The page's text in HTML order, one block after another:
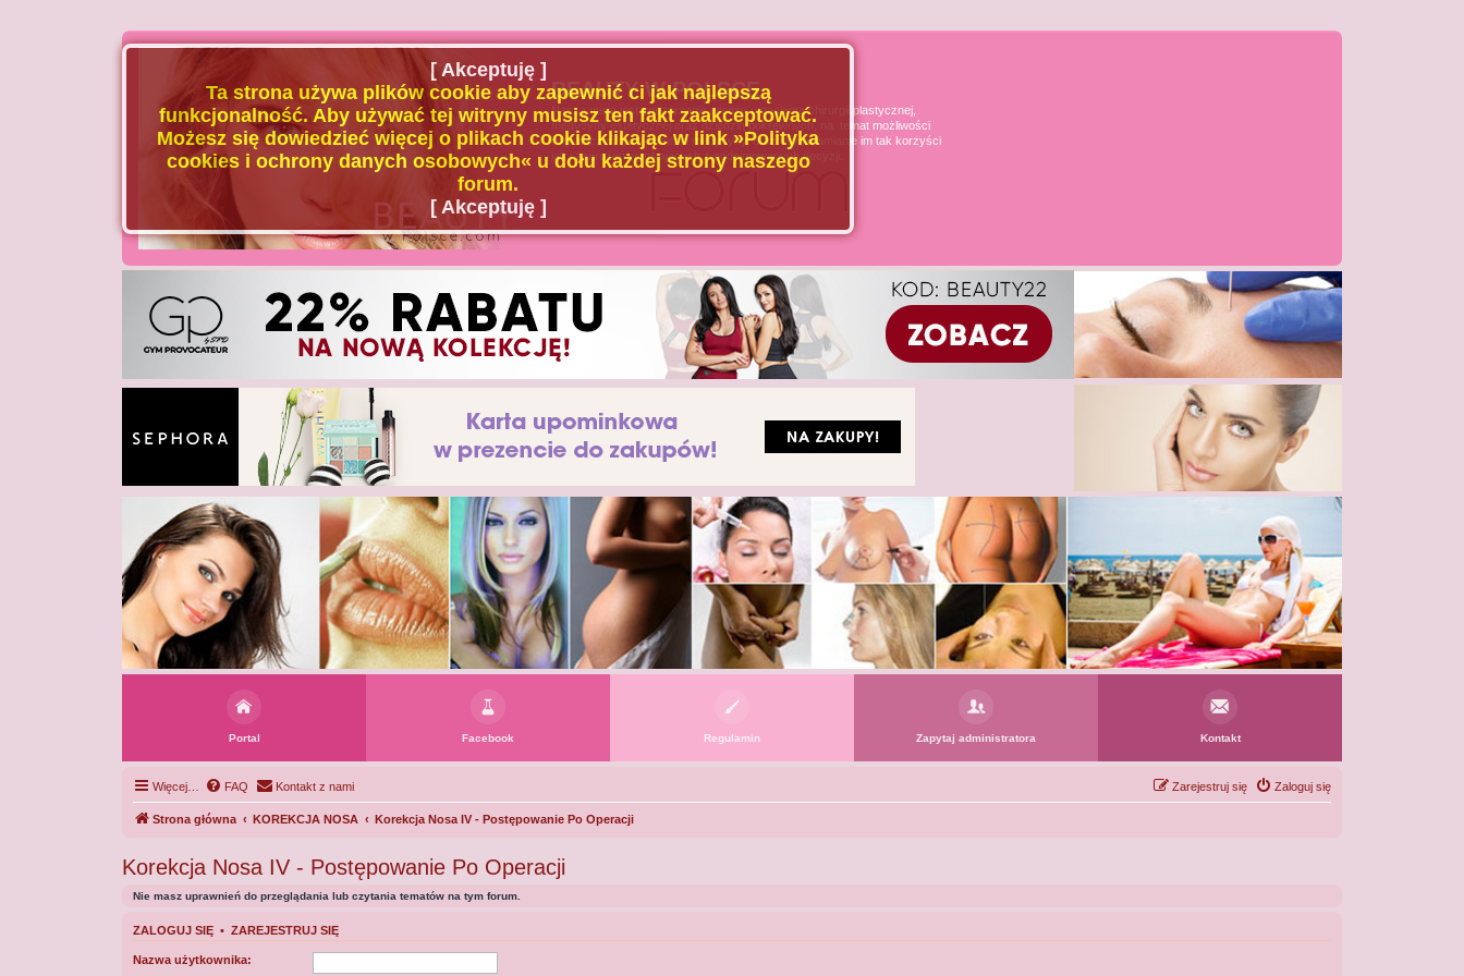
BEAUTY W POLSCE
Naszą misją jest poszerzanie wiedzy u pacjenta chirurgii plastycznej,
medycyny estetycznej oraz dziedzin pokrewnych, na temat możliwości
i ograniczeń tych dziedzin medycyny, oraz uświadamianie im tak korzyści
jak i zagrożeń wynikających z podejmowanych decyzji.
Portal Facebook Regulamin Zapytaj administratora Kontakt
Więcej… FAQ Kontakt z nami Zaloguj się
Zarejestruj się
Strona główna KOREKCJA NOSA Korekcja Nosa IV - Postępowanie Po Operacji
Korekcja Nosa IV - Postępowanie Po Operacji
Nie masz uprawnień do przeglądania lub czytania tematów na tym forum.
ZALOGUJ SIĘ • ZAREJESTRUJ SIĘ
Nazwa użytkownika:
[ Akceptuję ]
Ta strona używa plików cookie aby zapewnić ci jak najlepszą
funkcjonalność. Aby używać tej witryny musisz ten fakt zaakceptować.
Możesz się dowiedzieć więcej o plikach cookie klikając w link »Polityka
cookies i ochrony danych osobowych« u dołu każdej strony naszego
forum.
[ Akceptuję ]